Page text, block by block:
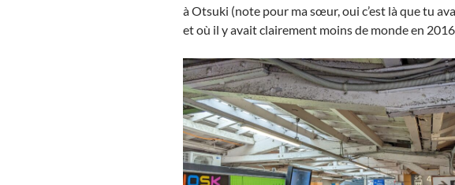
à Otsuki (note pour ma sœur, oui c’est là que tu
et où il y avait clairement moins de monde en